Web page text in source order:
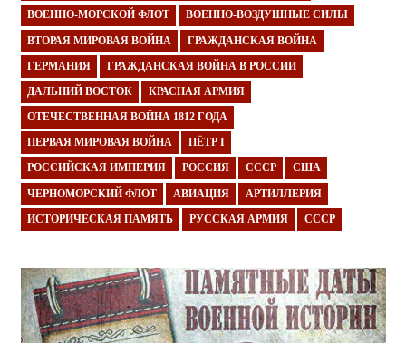
ВОЕННО-МОРСКОЙ ФЛОТ ВОЕННО-ВОЗДУШНЫЕ СИЛЫ
ВТОРАЯ МИРОВАЯ ВОЙНА ГРАЖДАНСКАЯ ВОЙНА
ГЕРМАНИЯ ГРАЖДАНСКАЯ ВОЙНА В РОССИИ
ДАЛЬНИЙ ВОСТОК КРАСНАЯ АРМИЯ
ОТЕЧЕСТВЕННАЯ ВОЙНА 1812 ГОДА
ПЕРВАЯ МИРОВАЯ ВОЙНА ПЁТР I
РОССИЙСКАЯ ИМПЕРИЯ РОССИЯ СССР США
ЧЕРНОМОРСКИЙ ФЛОТ АВИАЦИЯ АРТИЛЛЕРИЯ
ИСТОРИЧЕСКАЯ ПАМЯТЬ РУССКАЯ АРМИЯ СССР